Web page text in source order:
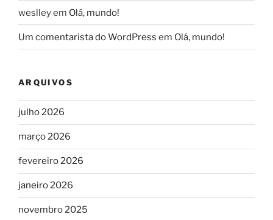
weslleyem Olá, mundo!
Um comentarista do WordPress em Olá, mundo!
ARQUIVOS
julho 2026
março 2026
fevereiro 2026
janeiro 2026
novembro 2025